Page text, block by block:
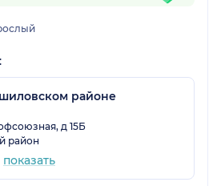
районе
д 15Б
район
показать